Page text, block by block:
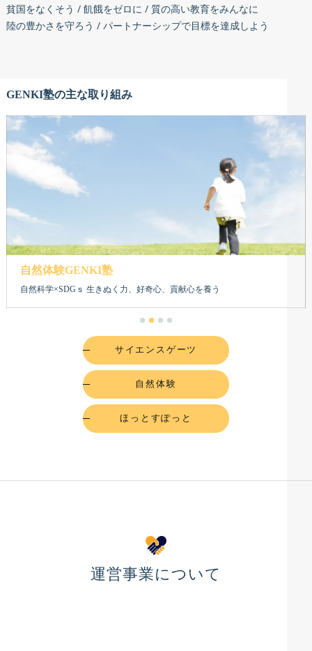
貧国をなくそう / 飢餓をゼロに / 質の高い教育をみんなに
陸の豊かさを守ろう / パートナーシップで目標を達成しよう
GENKI塾の主な取り組み
自然体験GENKI塾
自然科学×SDGｓ 生きぬく力、好奇心、貢献心を養う
サイエンスゲーツ
自然体験
ほっとすぽっと
運営事業について